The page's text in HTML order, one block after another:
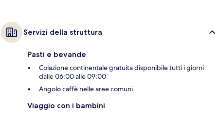
Servizi della struttura
Pasti e bevande
Colazione continentale gratuita disponibile tutti i giorni
dalle 06:00 alle 09:00
Angolo caffè nelle aree comuni
Viaggio con i bambini